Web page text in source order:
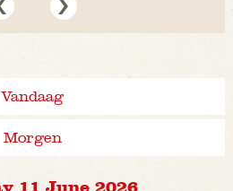
Vandaag
Morgen
11 June 2026